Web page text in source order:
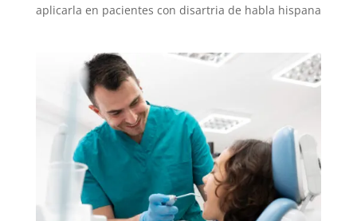
aplicarla en pacientes con disartria de habla hispana